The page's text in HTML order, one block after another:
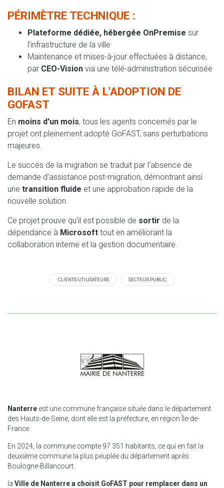
PÉRIMÈTRE TECHNIQUE :
Plateforme dédiée, hébergée OnPremise sur
l’infrastructure de la ville
Maintenance et mises-à-jour effectuées à distance,
par CEO-Vision via une télé-administration sécurisée
BILAN ET SUITE À L'ADOPTION DE
GOFAST
En moins d'un mois, tous les agents concernés par le
projet ont pleinement adopté GoFAST, sans perturbations
majeures.
Le succès de la migration se traduit par l'absence de
demande d'assistance post-migration, démontrant ainsi
une transition fluide et une approbation rapide de la
nouvelle solution.
Ce projet prouve qu'il est possible de sortir de la
dépendance à Microsoft tout en améliorant la
collaboration interne et la gestion documentaire.
CLIENTS-UTILISATEURS SECTEUR PUBLIC
Nanterre est une commune française située dans le département
des Hauts-de-Seine, dont elle est la préfecture, en région Île-de-
France.
En 2024, la commune compte 97 351 habitants, ce qui en fait la
deuxième commune la plus peuplée du département après
Boulogne-Billancourt.
la Ville de Nanterre a choisit GoFAST pour remplacer dans un